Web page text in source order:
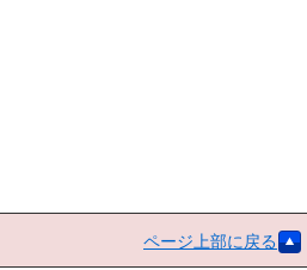
ページ上部に戻る